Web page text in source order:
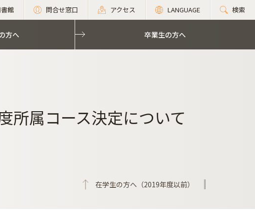
館 問合せ窓口 アクセス LANGUAGE 検索
方へ 卒業生の方へ
所属コース決定について
在学生の方へ（2019年度以前）